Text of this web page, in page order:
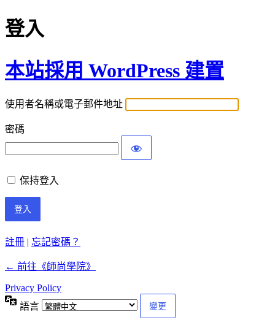
登入
本站採用 WordPress 建置
使用者名稱或電子郵件地址
密碼
保持登入
註冊 | 忘記密碼？
← 前往《師尚學院》
Privacy Policy
語言